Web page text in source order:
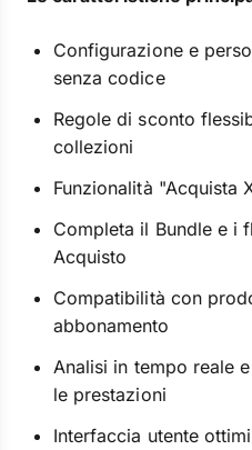
Configurazione e
senza codice
Regole di sconto
collezioni
Funzionalità "Acquista
Completa il Bundle e i
Acquisto
Compatibilità con
abbonamento
Analisi in tempo reale
le prestazioni
Interfaccia utente